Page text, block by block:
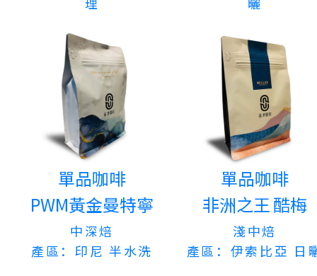
單品咖啡
PWM黃金曼特寧
中深焙
產區：印尼 半水洗
單品咖啡
非洲之王 酷梅
淺中焙
產區：伊索比亞 日